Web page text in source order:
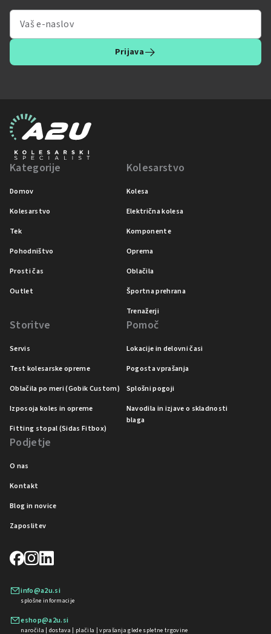
Prijava
Kategorije
Domov
Kolesarstvo
Tek
Pohodništvo
Prosti čas
Outlet
Kolesarstvo
Kolesa
Električna kolesa
Komponente
Oprema
Oblačila
Športna prehrana
Trenažerji
Storitve
Servis
Test kolesarske opreme
Oblačila po meri (Gobik Custom)
Izposoja koles in opreme
Fitting stopal (Sidas Fitbox)
Pomoč
Lokacije in delovni časi
Pogosta vprašanja
Splošni pogoji
Navodila in izjave o skladnosti
blaga
Podjetje
O nas
Kontakt
Blog in novice
Zaposlitev
info@a2u.si
splošne informacije
eshop@a2u.si
naročila | dostava | plačila | vprašanja glede spletne trgovine